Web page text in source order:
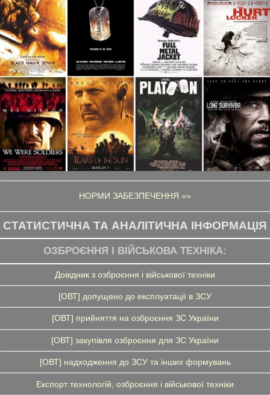
НОРМИ ЗАБЕЗПЕЧЕННЯ »»
СТАТИСТИЧНА ТА АНАЛІТИЧНА ІНФОРМАЦІЯ
ОЗБРОЄННЯ І ВІЙСЬКОВА ТЕХНІКА:
Довідник з озброєння і військової техніки
[ОВТ] допущено до експлуатації в ЗСУ
[ОВТ] прийняття на озброєння ЗС України
[ОВТ] закупівля озброєння для ЗС України
[ОВТ] надходження до ЗСУ та інших формувань
Експорт технологій, озброєння і військової техніки